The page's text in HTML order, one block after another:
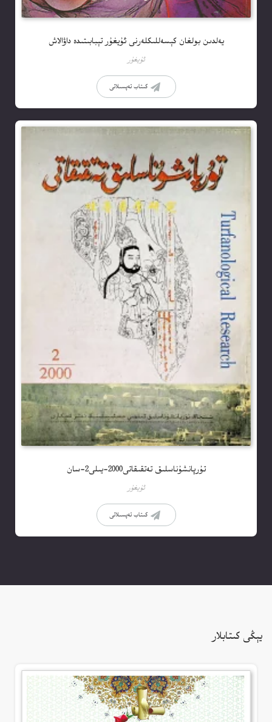
يەلدىن بولغان كېسەللىكلەرنى ئۇيغۇر تېبابىتىدە داۋالاش
ئۇيغۇر
كىتاب تەپسىلاتى
تۇرپانشۇناسلىق تەتقىقاتى2000-يىلى2-سان
ئۇيغۇر
كىتاب تەپسىلاتى
يېڭى كىتابلار